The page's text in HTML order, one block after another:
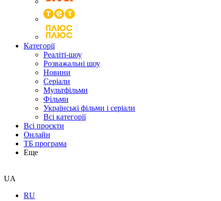
Категорії
Реаліті-шоу
Розважальні шоу
Новини
Серіали
Мультфільми
Фільми
Українські фільми і серіали
Всі категорії
Всі проєкти
Онлайн
ТБ програма
Еще
UA
RU